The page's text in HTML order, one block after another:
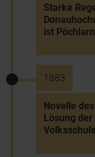
Starke
ist Pöchlarn
1883
Novelle
Lösung
Volksschule